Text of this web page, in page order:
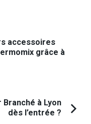
accessoires
grâce à
à Lyon
dès l’entrée ?